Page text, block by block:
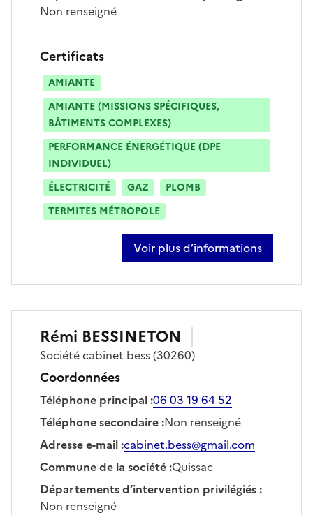
Non renseigné
Certificats
AMIANTE
AMIANTE (MISSIONS SPÉCIFIQUES,
BÂTIMENTS COMPLEXES)
PERFORMANCE ÉNERGÉTIQUE (DPE
INDIVIDUEL)
ÉLECTRICITÉ
GAZ
PLOMB
TERMITES MÉTROPOLE
Voir plus d’informations
sur lionel fauquier
Rémi BESSINETON
Sociétécabinet bess(30260)
Coordonnées
Téléphone principal:06 03 19 64 52
Téléphone secondaire:Non renseigné
Adresse e-mail:cabinet.bess@gmail.com
Commune de la société:Quissac
Départements d’intervention privilégiés:
Non renseigné